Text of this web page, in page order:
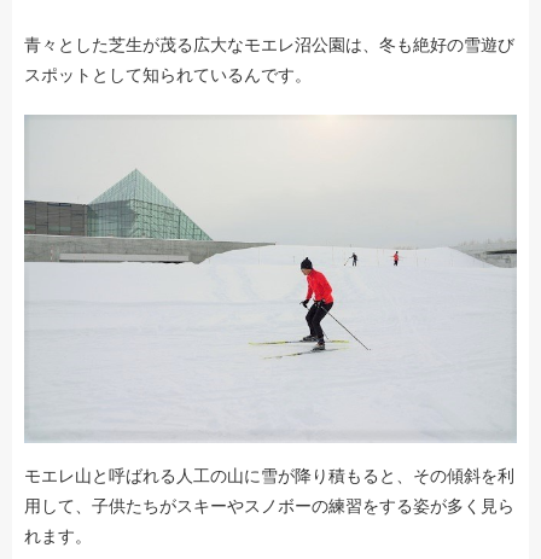
青々とした芝生が茂る広大なモエレ沼公園は、冬も絶好の雪遊び
スポットとして知られているんです。
モエレ山と呼ばれる人工の山に雪が降り積もると、その傾斜を利
用して、子供たちがスキーやスノボーの練習をする姿が多く見ら
れます。